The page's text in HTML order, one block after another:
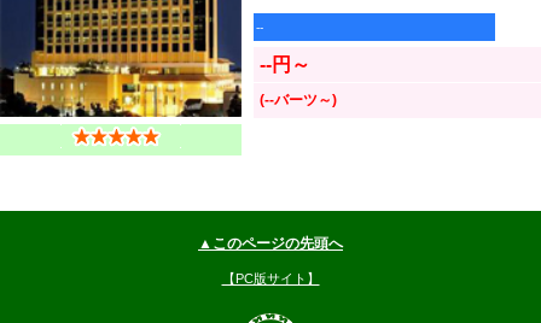
--
--円～
(--バーツ～)
▲このページの先頭へ
【PC版サイト】